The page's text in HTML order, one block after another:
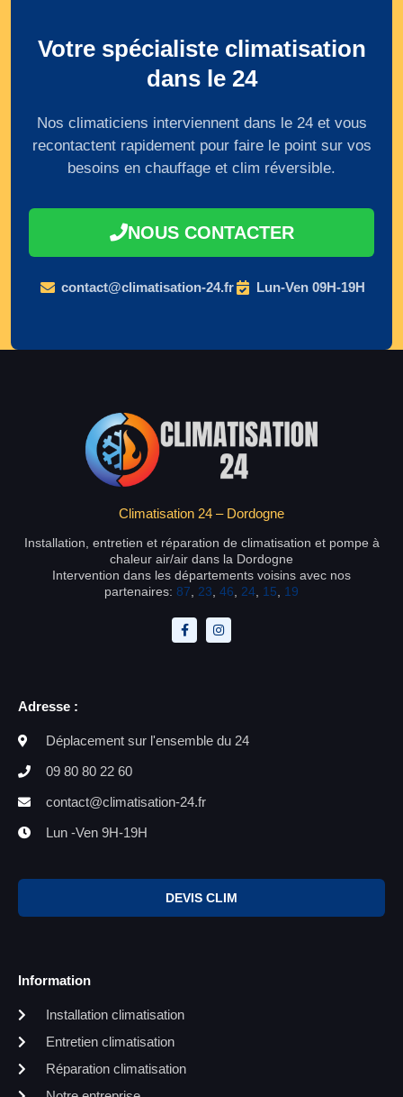
Votre spécialiste climatisation
dans le 24
Nos climaticiens interviennent dans le 24 et vous
recontactent rapidement pour faire le point sur vos
besoins en chauffage et clim réversible.
NOUS CONTACTER
contact@climatisation-24.fr Lun-Ven 09H-19H
Climatisation 24 – Dordogne
Installation, entretien et réparation de climatisation et pompe à
chaleur air/air dans la Dordogne
Intervention dans les départements voisins avec nos
partenaires: 87 23 46 24 15 19
Adresse :
Déplacement sur l'ensemble du 24
09 80 80 22 60
contact@climatisation-24.fr
Lun -Ven 9H-19H
DEVIS CLIM
Information
Installation climatisation
Entretien climatisation
Réparation climatisation